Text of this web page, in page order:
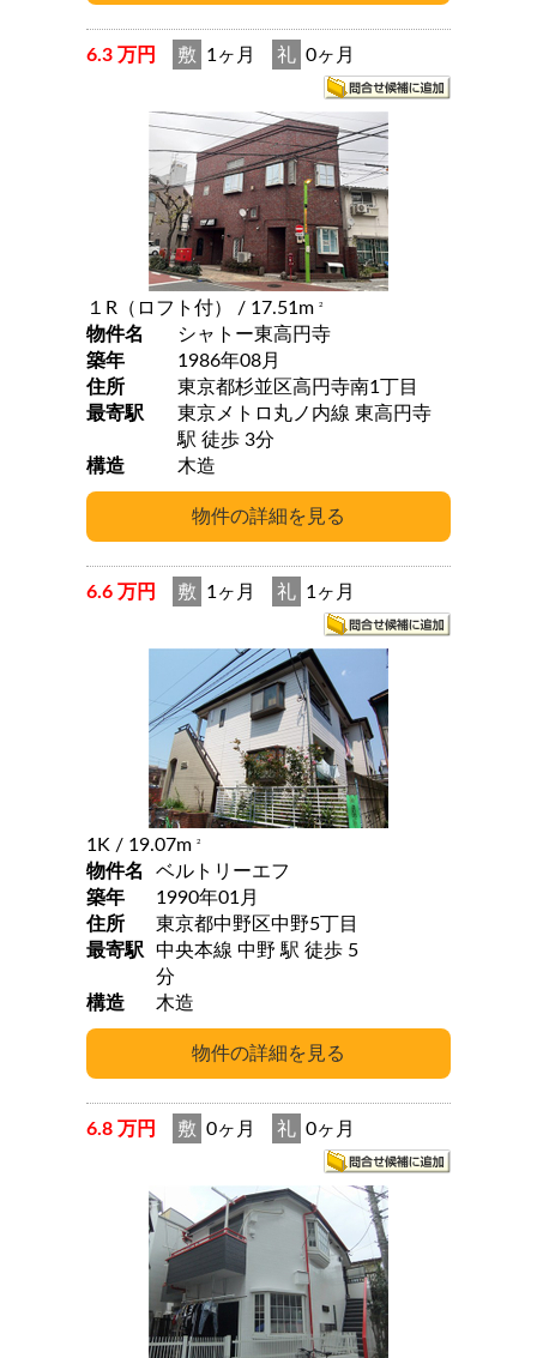
6.3 万円 敷 1ヶ月 礼 0ヶ月
１R（ロフト付） / 17.51m 2
物件名
シャトー東高円寺
築年
1986年08月
住所
東京都杉並区高円寺南1丁目
最寄駅
東京メトロ丸ノ内線 東高円寺
駅 徒歩 3分
構造
木造
6.6 万円 敷 1ヶ月 礼 1ヶ月
1K / 19.07m 2
物件名
ベルトリーエフ
築年
1990年01月
住所
東京都中野区中野5丁目
最寄駅
中央本線 中野 駅 徒歩 5
分
構造
木造
6.8 万円 敷 0ヶ月 礼 0ヶ月